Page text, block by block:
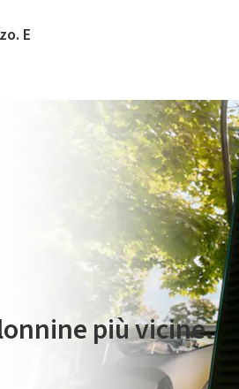
E
è gestito da Plenitude On The Road
più vicine.